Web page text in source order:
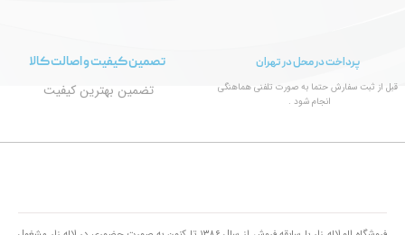
پرداخت در محل در تهران
قبل از ثبت سفارش حتما به صورت تلفنی هماهنگی
انجام شود .
تصمین کیفیت و اصالت کالا
تضمین بهترین کیفیت